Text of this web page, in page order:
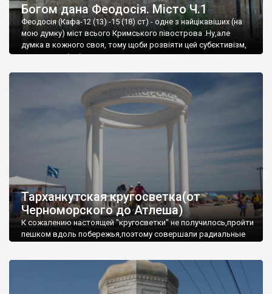
Богом дана Феодосія. Місто Ч.1
Феодосія (Кафа-12 (13) -15 (18) ст) - одне з найцікавіших (на
мою думку) міст всього Кримського півострова .Ну,але
думка в кожного своя, тому щоби розвіяти цей субєктивізм,
запрошую відвідати це
Тарханкутская кругосветка(от
Черноморского до Атлеша)
К сожалению настоящей "кругосветки" не получилось,пройти
пешком вдоль побережья,поэтому совершали радиальные